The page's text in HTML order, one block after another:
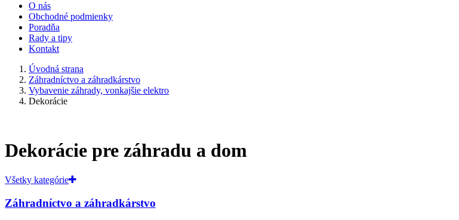
O nás
Obchodné podmienky
Poradňa
Rady a tipy
Kontakt
Úvodná strana
Záhradníctvo a záhradkárstvo
Vybavenie záhrady, vonkajšie elektro
Dekorácie
Dekorácie pre záhradu a dom
Všetky kategórie
Záhradníctvo a záhradkárstvo